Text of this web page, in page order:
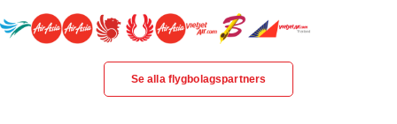
Se alla flygbolagspartners